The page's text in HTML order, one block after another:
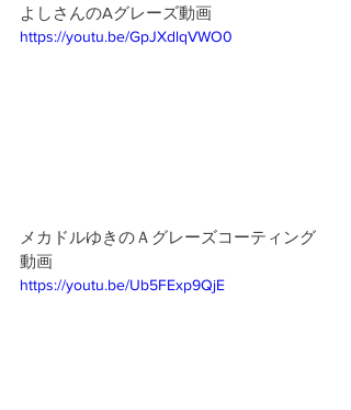
よしさんのAグレーズ動画
https://youtu.be/GpJXdlqVWO0
​メカドルゆきのＡグレーズコーティング
動画
https://youtu.be/Ub5FExp9QjE